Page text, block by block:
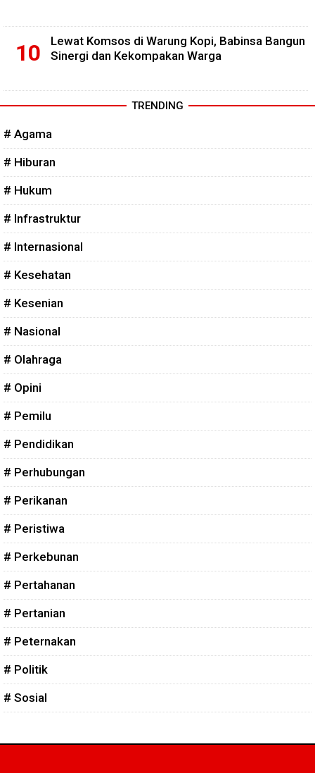
Lewat Komsos di Warung Kopi, Babinsa Bangun
Sinergi dan Kekompakan Warga
TRENDING
# Agama
# Hiburan
# Hukum
# Infrastruktur
# Internasional
# Kesehatan
# Kesenian
# Nasional
# Olahraga
# Opini
# Pemilu
# Pendidikan
# Perhubungan
# Perikanan
# Peristiwa
# Perkebunan
# Pertahanan
# Pertanian
# Peternakan
# Politik
# Sosial